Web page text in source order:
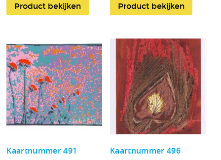
Product bekijken Product bekijken
Kaartnummer 491
Kaartnummer 496